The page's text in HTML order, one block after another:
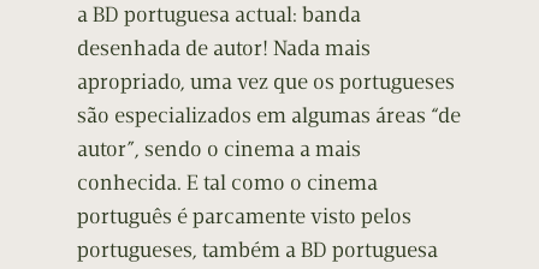
a BD portuguesa actual: banda
desenhada de autor! Nada mais
apropriado, uma vez que os portugueses
são especializados em algumas áreas “de
autor”, sendo o cinema a mais
conhecida. E tal como o cinema
português é parcamente visto pelos
portugueses, também a BD portuguesa